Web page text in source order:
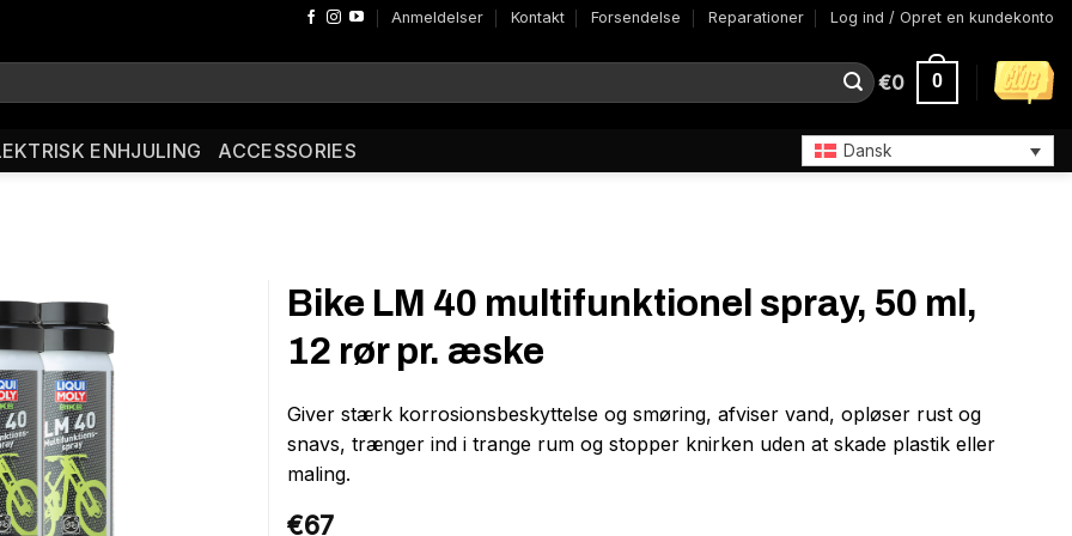
Anmeldelser Kontakt Forsendelse Reparationer Log ind / Opret en kundekonto
€0 0
ENHJULING ACCESSORIES Dansk
Bike LM 40 multifunktionel spray, 50 ml,
12 rør pr. æske
Giver stærk korrosionsbeskyttelse og smøring, afviser vand, opløser rust og
snavs, trænger ind i trange rum og stopper knirken uden at skade plastik eller
maling.
€67